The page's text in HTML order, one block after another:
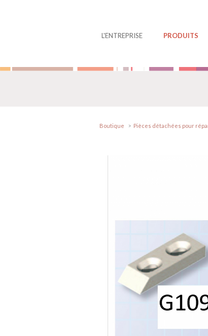
L'ENTREPRISE PRODUITS
Boutique Pièces détachées pour